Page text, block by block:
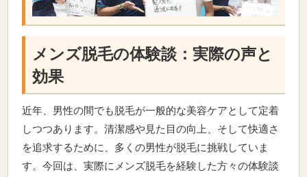
メンズ脱毛の体験談：実際の声と
効果
近年、男性の間でも脱毛が一般的な美容ケアとして定着
しつつあります。清潔感や見た目の向上、そして快適さ
を追求するために、多くの男性が脱毛に挑戦していま
す。今回は、実際にメンズ脱毛を経験した方々の体験談